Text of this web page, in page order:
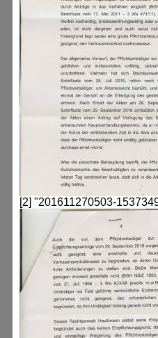
[2] "201611270503-